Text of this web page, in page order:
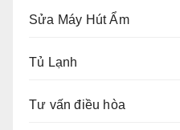
Sửa Máy Hút Ẩm
Tủ Lạnh
Tư vấn điều hòa